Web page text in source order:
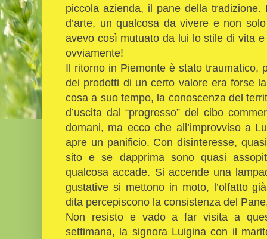
piccola azienda, il pane della
d’arte, un qualcosa da vivere e non
avevo così mutuato da lui lo stile di vita
ovviamente!
Il ritorno in Piemonte è stato traumatico,
dei prodotti di un certo valore era forse
cosa a suo tempo, la conoscenza del
d’uscita dal “progresso” del cibo
domani, ma ecco che all’improvviso a
apre un panificio. Con disinteresse,
sito e se dapprima sono quasi
qualcosa accade. Si accende una
gustative si mettono in moto, l’olfatto
dita percepiscono la consistenza del
Non resisto e vado a far visita a
settimana, la signora Luigina con il